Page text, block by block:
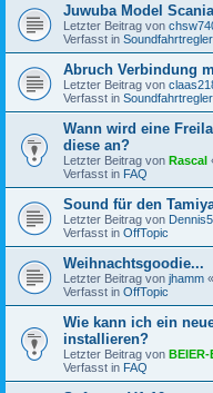
Juwuba Model
Letzter Beitrag von
Verfasst in
Abruch Verbindung
Letzter Beitrag von
Verfasst in
Wann wird eine
diese an?
Letzter Beitrag von Rascal
Verfasst in FAQ
Sound für den
Letzter Beitrag von
Verfasst in OffTopic
Weihnachtsgoodie...
Letzter Beitrag von jhamm «
Verfasst in OffTopic
Wie kann ich ein
installieren?
Letzter Beitrag von
Verfasst in FAQ